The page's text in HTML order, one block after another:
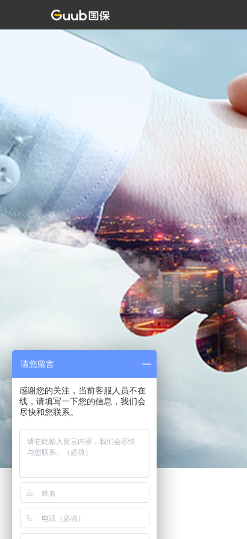
请您留言
感谢您的关注，当前客服人员不在
线，请填写一下您的信息，我们会
尽快和您联系。